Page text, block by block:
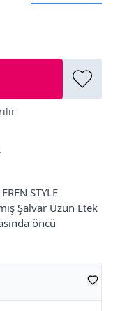
STYLE
Şalvar Uzun Etek
öncü